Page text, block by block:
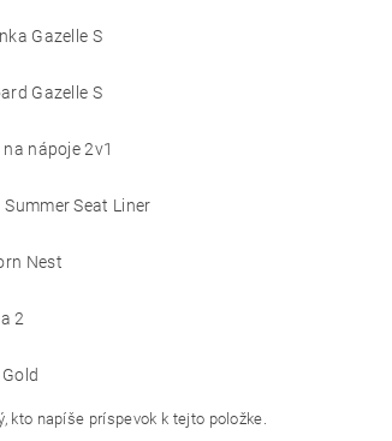
Gazelle S
Gazelle S
nápoje 2v1
Seat Liner
Nest
2
kto napíše príspevok k tejto položke.